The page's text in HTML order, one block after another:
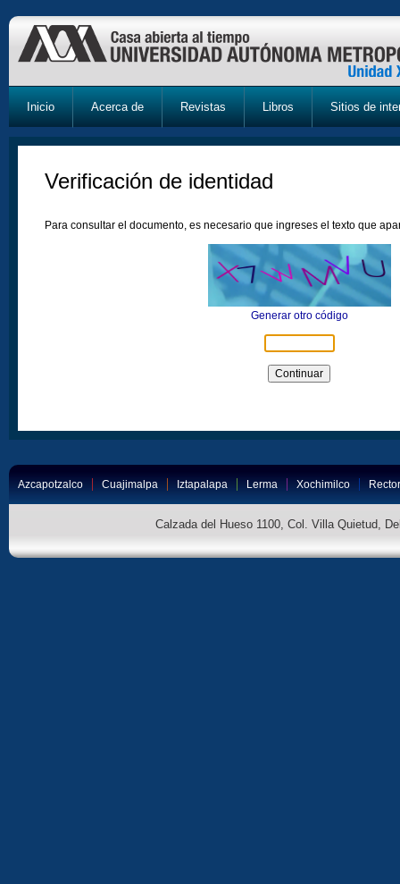
Inicio Acerca de Revistas Libros Sitios de
Verificación de identidad
Para consultar el documento, es necesario que ingreses el texto que
Generar otro código
Azcapotzalco Cuajimalpa Iztapalapa Lerma Xochimilco
Calzada del Hueso 1100, Col. Villa Quietud,